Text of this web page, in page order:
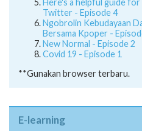
Here's a helpful guide
Twitter - Episode 4
Ngobrolin Kebudayaan
Bersama Kpoper -
New Normal - Episode 2
Covid 19 - Episode 1
**Gunakan browser terbaru.
E-learning